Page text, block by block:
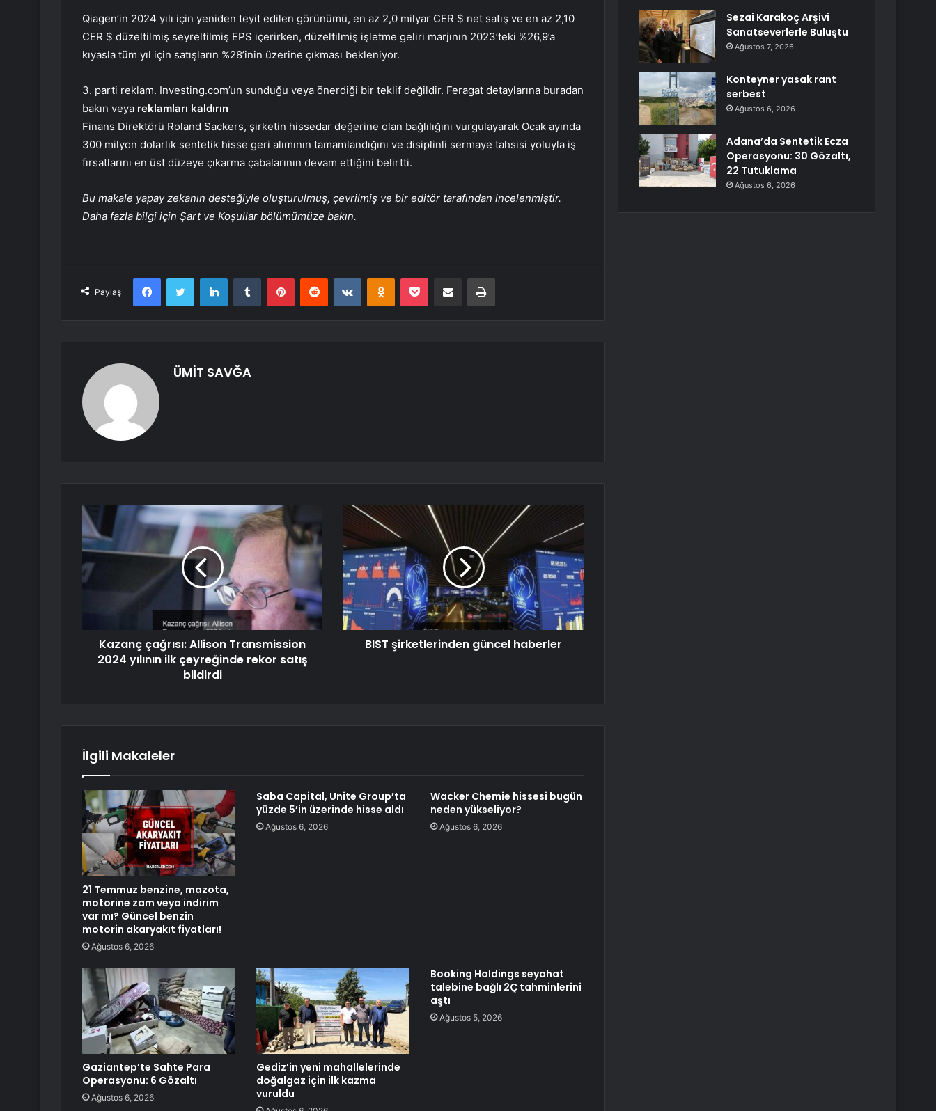
Qiagen’in 2024 yılı için yeniden teyit edilen görünümü, en az 2,0 milyar CER $ net satış ve en az 2,10
CER $ düzeltilmiş seyreltilmiş EPS içerirken, düzeltilmiş işletme geliri marjının 2023’teki %26,9’a
kıyasla tüm yıl için satışların %28’inin üzerine çıkması bekleniyor.
3. parti reklam. Investing.com’un sunduğu veya önerdiği bir teklif değildir. Feragat detaylarına buradan
bakın veya reklamları kaldırın
Finans Direktörü Roland Sackers, şirketin hissedar değerine olan bağlılığını vurgulayarak Ocak ayında
300 milyon dolarlık sentetik hisse geri alımının tamamlandığını ve disiplinli sermaye tahsisi yoluyla iş
fırsatlarını en üst düzeye çıkarma çabalarının devam ettiğini belirtti.
Bu makale yapay zekanın desteğiyle oluşturulmuş, çevrilmiş ve bir editör tarafından incelenmiştir.
Daha fazla bilgi için Şart ve Koşullar bölümümüze bakın.
Paylaş
FacebookTwitter LinkedInTumblr PinterestReddit VKontakteOdnoklassniki
Pocket E-Posta ile paylaş Yazdır
ÜMİT SAVĞA
Kazanç çağrısı: Allison Transmission
2024 yılının ilk çeyreğinde rekor satış
bildirdi
BIST şirketlerinden güncel haberler
İlgili Makaleler
21 Temmuz benzine, mazota,
motorine zam veya indirim
var mı? Güncel benzin
motorin akaryakıt fiyatları!
Ağustos 6, 2026
Saba Capital, Unite Group’ta
yüzde 5’in üzerinde hisse aldı
Ağustos 6, 2026
Wacker Chemie hissesi bugün
neden yükseliyor?
Ağustos 6, 2026
Gaziantep’te Sahte Para
Operasyonu: 6 Gözaltı
Ağustos 6, 2026
Gediz’in yeni mahallelerinde
doğalgaz için ilk kazma
vuruldu
Booking Holdings seyahat
talebine bağlı 2Ç tahminlerini
aştı
Ağustos 5, 2026
Sezai Karakoç Arşivi
Sanatseverlerle Buluştu
Ağustos 7, 2026
Konteyner yasak rant
serbest
Ağustos 6, 2026
Adana’da Sentetik Ecza
Operasyonu: 30 Gözaltı,
22 Tutuklama
Ağustos 6, 2026